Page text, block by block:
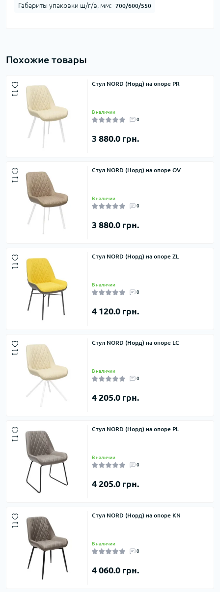
Габариты упаковки ш/г/в, мм: 700/600/550
Похожие товары
Стул NORD (Норд) на опоре PR
В наличии
0
3 880.0 грн.
Стул NORD (Норд) на опоре OV
В наличии
0
3 880.0 грн.
Стул NORD (Норд) на опоре ZL
В наличии
0
4 120.0 грн.
Стул NORD (Норд) на опоре LC
В наличии
0
4 205.0 грн.
Стул NORD (Норд) на опоре PL
В наличии
0
4 205.0 грн.
Стул NORD (Норд) на опоре KN
В наличии
0
4 060.0 грн.